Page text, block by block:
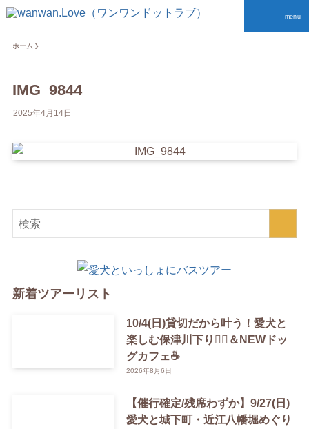
menu
ホーム
IMG_9844
2025年4月14日
新着ツアーリスト
10/4(日)貸切だから叶う！愛犬と
楽しむ保津川下り🚣‍♀️＆NEWドッ
グカフェ☕️
2026年8月6日
【催行確定/残席わずか】9/27(日)
愛犬と城下町・近江八幡堀めぐり